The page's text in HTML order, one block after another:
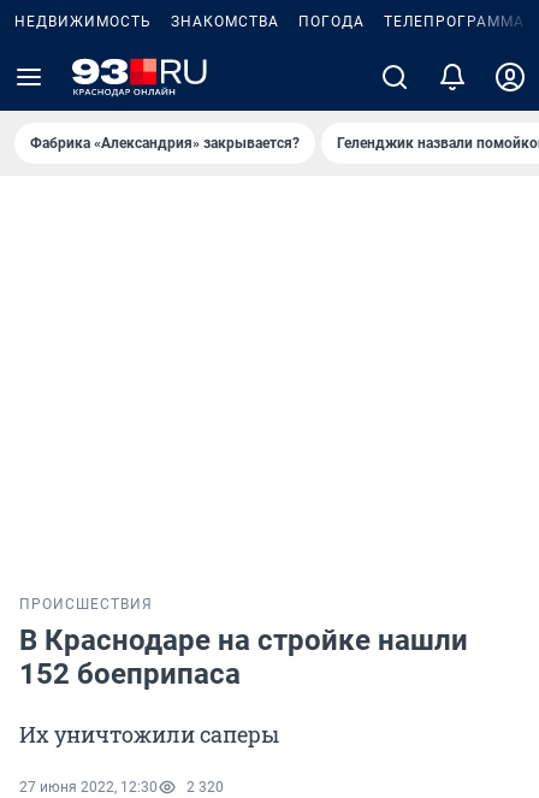
НЕДВИЖИМОСТЬ ЗНАКОМСТВА ПОГОДА ТЕЛЕПРОГРАММА
Фабрика «Александрия» закрывается? Геленджик назвали
ПРОИСШЕСТВИЯ
В Краснодаре на стройке нашли
152 боеприпаса
Их уничтожили саперы
27 июня 2022, 12:30 2 320